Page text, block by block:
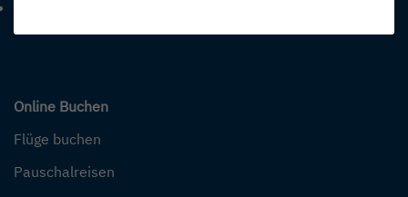
Online Buchen
Flüge buchen
Pauschalreisen